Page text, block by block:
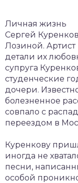
Личная жизнь
Сергей
Лозиной. Артист
детали их
супруга
студенческие
дочери.
болезненное
совпало с
переездом в
Куренкову
иногда не
песни,
особой